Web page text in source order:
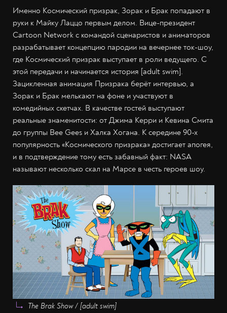
Именно Космический призрак, Зорак и Брак попадают в
руки к Майку Лаццо первым делом. Вице-президент
Cartoon Network с командой сценаристов и аниматоров
разрабатывает концепцию пародии на вечернее ток-шоу,
где Космический призрак выступает в роли ведущего. С
этой передачи и начинается история [adult swim].
Зацикленная анимация Призрака берёт интервью, а
Зорак и Брак мелькают на фоне и участвуют в
комедийных скетчах. В качестве гостей выступают
реальные знаменитости: от Джима Керри и Кевина Смита
до группы Bee Gees и Халка Хогана. К середине 90-х
популярность «Космического призрака» достигает апогея,
и в подтверждение тому есть забавный факт: NASA
называют несколько скал на Марсе в честь героев шоу.
The Brak Show / [adult swim]